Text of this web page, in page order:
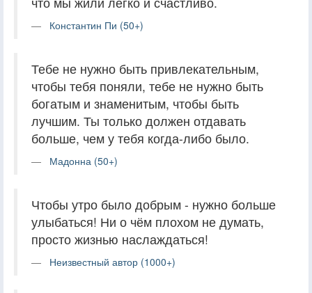
Константин Пи (50+)
Тебе не нужно быть привлекательным,
чтобы тебя поняли, тебе не нужно быть
богатым и знаменитым, чтобы быть
лучшим. Ты только должен отдавать
больше, чем у тебя когда-либо было.
Мадонна (50+)
Чтобы утро было добрым - нужно больше
улыбаться! Ни о чём плохом не думать,
просто жизнью наслаждаться!
Неизвестный автор (1000+)